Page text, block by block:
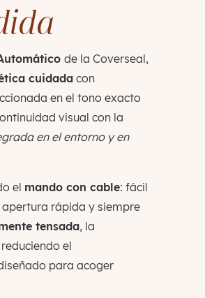
de la Coverseal,
cuidada con
en el tono exacto
visual con la
en el entorno y en
el mando con cable: fácil
rápida y siempre
tensada, la
el
para acoger